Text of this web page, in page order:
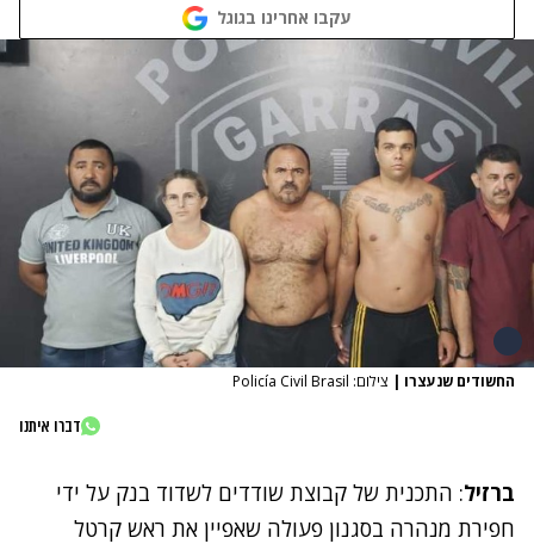
עקבו אחרינו בגוגל
החשודים שנעצרו | צילום: Policía Civil Brasil
דברו איתנו
ברזיל: התכנית של קבוצת שודדים לשדוד בנק על ידי
חפירת מנהרה בסגנון פעולה שאפיין את ראש קרטל